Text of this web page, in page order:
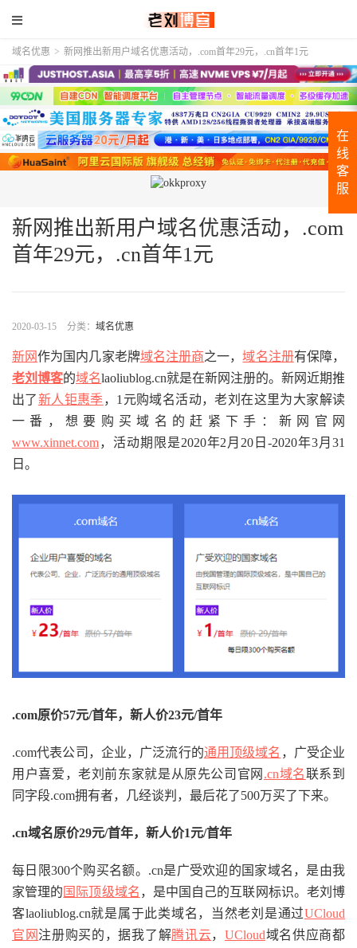
域名优惠 > 新网推出新用户域名优惠活动，.com首年29元，.cn首年1元
新网推出新用户域名优惠活动，.com
首年29元，.cn首年1元
2020-03-15 分类： 域名优惠
新网作为国内几家老牌域名注册商之一，域名注册有保障，
老刘博客的域名laoliublog.cn就是在新网注册的。新网近期推
出了新人钜惠季 ，1元购域名活动，老刘在这里为大家解读
一番，想要购买域名的赶紧下手：新网官网
www.xinnet.com，活动期限是2020年2月20日-2020年3月31
日。
.com原价57元/首年，新人价23元/首年
.com代表公司，企业，广泛流行的通用顶级域名 ，广受企业
用户喜爱，老刘前东家就是从原先公司官网 .cn域名联系到
同字段.com拥有者，几经谈判，最后花了500万买了下来。
.cn域名原价29元/首年，新人价1元/首年
每日限300个购买名额。.cn是广受欢迎的国家域名，是由我
家管理的 国际顶级域名 ，是中国自己的互联网标识。老刘博
客laoliublog.cn就是属于此类域名，当然老刘是通过UCloud
官网 注册购买的，据我了解腾讯云， UCloud域名供应商都
在
线
客
服